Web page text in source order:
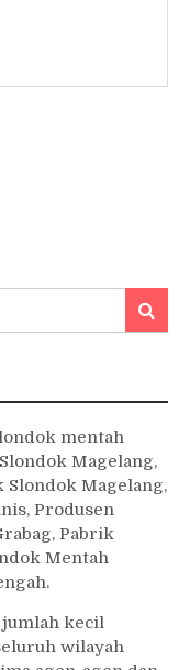
Search
mentah
Magelang,
Slondok Magelang,
Produsen
Pabrik
Mentah
kecil
wilayah